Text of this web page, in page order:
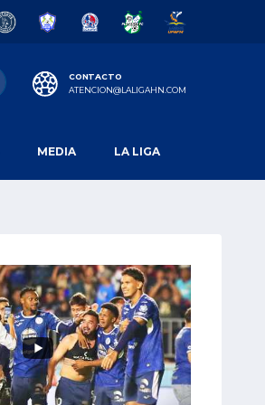
CONTACTO
ATENCION@LALIGAHN.COM
MEDIA LA LIGA